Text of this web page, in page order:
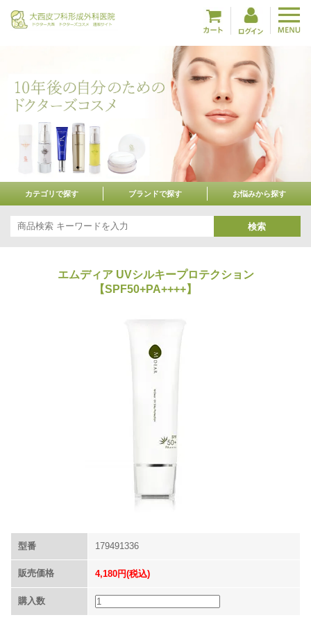
カテゴリで探す ブランドで探す お悩みから探す
検索
エムディア UVシルキープロテクション
【SPF50+PA++++】
型番 179491336
販売価格 4,180円(税込)
購入数